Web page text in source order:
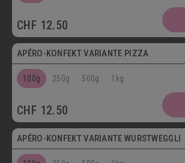
CHF 12.50
APÉRO-KONFEKT VARIANTE PIZZA
100g 250g 500g 1kg
CHF 12.50
APÉRO-KONFEKT VARIANTE WURSTWEGGLI